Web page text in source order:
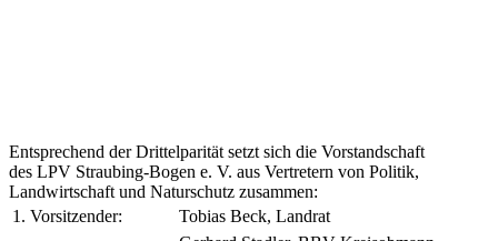
Entsprechend der Drittelparität setzt sich die Vorstandschaft
des LPV Straubing-Bogen e. V. aus Vertretern von Politik,
Landwirtschaft und Naturschutz zusammen:
1. Vorsitzender:
Tobias Beck, Landrat